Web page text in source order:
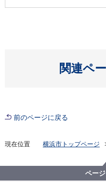
関連ペ
前のページに戻る
現在位置 横浜市トップページ
中区老人クラブ連合
が開催されました！
ペー